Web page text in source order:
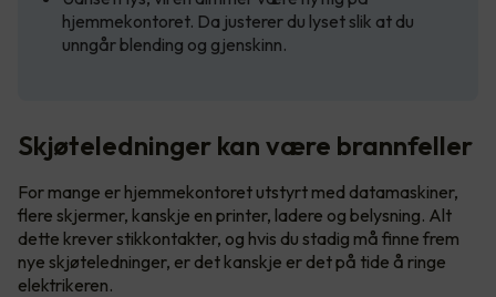
hjemmekontoret. Da justerer du lyset slik at du
unngår blending og gjenskinn.
Skjøteledninger kan være brannfeller
For mange er hjemmekontoret utstyrt med datamaskiner,
flere skjermer, kanskje en printer, ladere og belysning. Alt
dette krever stikkontakter, og hvis du stadig må finne frem
nye skjøteledninger, er det kanskje er det på tide å ringe
elektrikeren.